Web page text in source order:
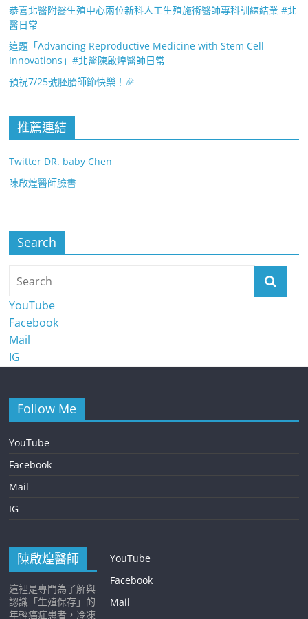
恭喜北醫附醫生殖中心兩位新科人工生殖施術醫師專科訓練結業 #北
醫日常
這題「Advancing Reproductive Medicine with Stem Cell
Innovations」#北醫陳啟煌醫師日常
預祝7/25號胚胎師節快樂！🎉
推薦連結
Twitter DR. baby Chen
陳啟煌醫師臉書
Search
YouTube
Facebook
Mail
IG
Follow Me
YouTube
Facebook
Mail
IG
陳啟煌醫師
這裡是專門為了解與
認識「生殖保存」的
年輕癌症患者，冷凍
YouTube
Facebook
Mail